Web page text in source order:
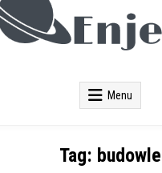
Menu
Tag: budowle